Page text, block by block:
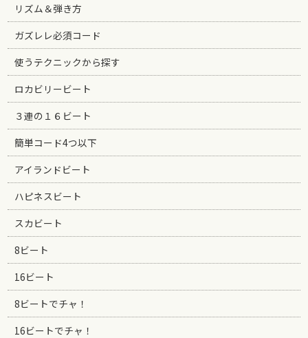
リズム＆弾き方
ガズレレ必須コード
使うテクニックから探す
ロカビリービート
３連の１６ビート
簡単コード4つ以下
アイランドビート
ハピネスビート
スカビート
8ビート
16ビート
8ビートでチャ！
16ビートでチャ！